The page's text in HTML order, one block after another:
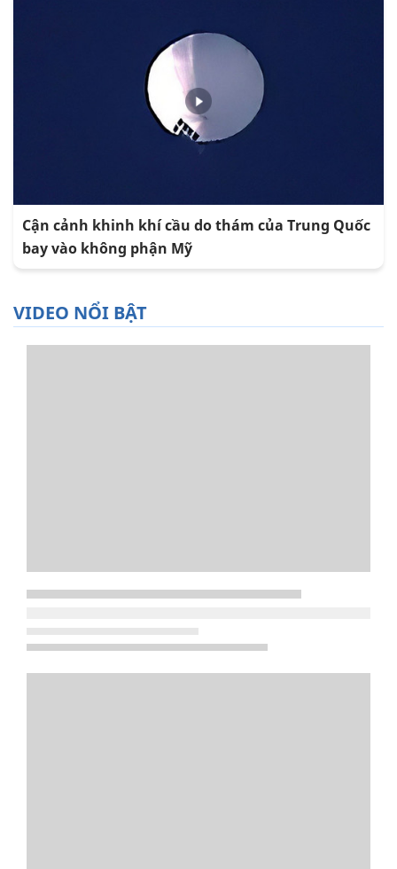
Cận cảnh khinh khí cầu do thám của Trung Quốc
bay vào không phận Mỹ
VIDEO NỔI BẬT